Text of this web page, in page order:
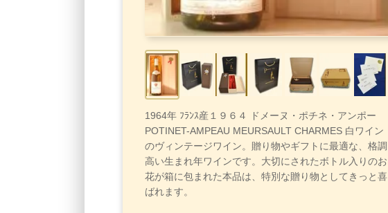
1964年 ﾌﾗﾝｽ産１９６４ ドメーヌ・ポチネ・アンポー
POTINET-AMPEAU MEURSAULT CHARMES 白ワイン
のヴィンテージワイン。贈り物やギフトに最適な、格調
高い生まれ年ワインです。大切にされたボトル入りのお
花が箱に包まれた本品は、特別な贈り物としてきっと喜
ばれます。